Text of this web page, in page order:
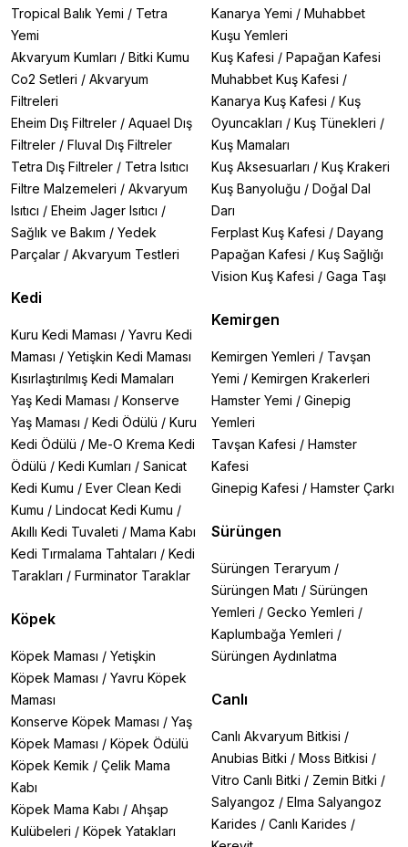
Tropical Balık Yemi / Tetra
Yemi
Akvaryum Kumları / Bitki Kumu
Co2 Setleri / Akvaryum
Filtreleri
Eheim Dış Filtreler / Aquael Dış
Filtreler / Fluval Dış Filtreler
Tetra Dış Filtreler / Tetra Isıtıcı
Filtre Malzemeleri / Akvaryum
Isıtıcı / Eheim Jager Isıtıcı /
Sağlık ve Bakım / Yedek
Parçalar / Akvaryum Testleri
Kedi
Kuru Kedi Maması / Yavru Kedi
Maması / Yetişkin Kedi Maması
Kısırlaştırılmış Kedi Mamaları
Yaş Kedi Maması / Konserve
Yaş Maması / Kedi Ödülü / Kuru
Kedi Ödülü / Me-O Krema Kedi
Ödülü / Kedi Kumları / Sanicat
Kedi Kumu / Ever Clean Kedi
Kumu / Lindocat Kedi Kumu /
Akıllı Kedi Tuvaleti / Mama Kabı
Kedi Tırmalama Tahtaları / Kedi
Tarakları / Furminator Taraklar
Köpek
Köpek Maması / Yetişkin
Köpek Maması / Yavru Köpek
Maması
Konserve Köpek Maması / Yaş
Köpek Maması / Köpek Ödülü
Köpek Kemik / Çelik Mama
Kabı
Köpek Mama Kabı / Ahşap
Kulübeleri / Köpek Yatakları
Kanarya Yemi / Muhabbet
Kuşu Yemleri
Kuş Kafesi / Papağan Kafesi
Muhabbet Kuş Kafesi /
Kanarya Kuş Kafesi / Kuş
Oyuncakları / Kuş Tünekleri /
Kuş Mamaları
Kuş Aksesuarları / Kuş Krakeri
Kuş Banyoluğu / Doğal Dal
Darı
Ferplast Kuş Kafesi / Dayang
Papağan Kafesi / Kuş Sağlığı
Vision Kuş Kafesi / Gaga Taşı
Kemirgen
Kemirgen Yemleri / Tavşan
Yemi / Kemirgen Krakerleri
Hamster Yemi / Ginepig
Yemleri
Tavşan Kafesi / Hamster
Kafesi
Ginepig Kafesi / Hamster Çarkı
Sürüngen
Sürüngen Teraryum /
Sürüngen Matı / Sürüngen
Yemleri / Gecko Yemleri /
Kaplumbağa Yemleri /
Sürüngen Aydınlatma
Canlı
Canlı Akvaryum Bitkisi /
Anubias Bitki / Moss Bitkisi /
Vitro Canlı Bitki / Zemin Bitki /
Salyangoz / Elma Salyangoz
Karides / Canlı Karides /